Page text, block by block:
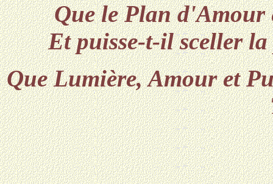
Que le Plan d'Amour
Et puisse-t-il sceller
Que Lumière, Amour et